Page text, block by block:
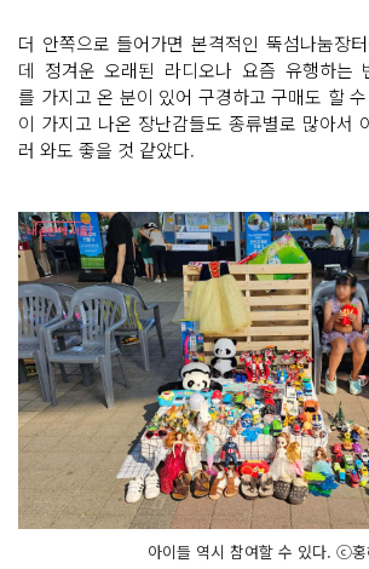
더 안쪽으로 들어가면 본격적인 뚝섬나눔장
데 정겨운 오래된 라디오나 요즘 유행하는
를 가지고 온 분이 있어 구경하고 구매도 할
이 가지고 나온 장난감들도 종류별로 많아서
러 와도 좋을 것 같았다.
아이들 역시 참여할 수 있다. ⓒ홍